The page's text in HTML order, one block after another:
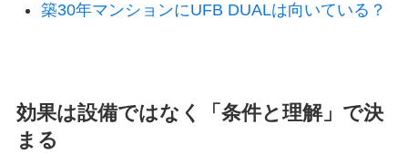
築30年マンションにUFB DUALは向いている？
効果は設備ではなく「条件と理解」で決
まる